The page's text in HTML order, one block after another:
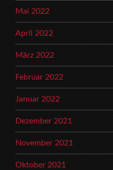
Mai 2022
April 2022
März 2022
Februar 2022
Januar 2022
Dezember 2021
November 2021
Oktober 2021